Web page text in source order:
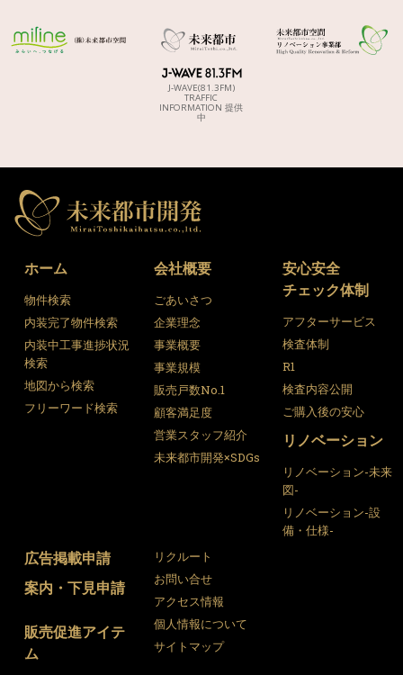
J-WAVE(81.3FM)
TRAFFIC
INFORMATION 提供
中
ホーム
物件検索
内装完了物件検索
内装中工事進捗状況
検索
地図から検索
フリーワード検索
会社概要
ごあいさつ
企業理念
事業概要
事業規模
販売戸数No.1
顧客満足度
営業スタッフ紹介
未来都市開発×SDGs
安心安全
チェック体制
アフターサービス
検査体制
R1
検査内容公開
ご購入後の安心
リノベーション
リノベーション-未来
図-
リノベーション-設
備・仕様-
広告掲載申請
案内・下見申請
販売促進アイテ
ム
リクルート
お問い合せ
アクセス情報
個人情報について
サイトマップ